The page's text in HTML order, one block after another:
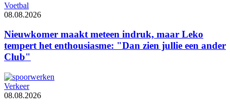
Voetbal
08.08.2026
Nieuwkomer maakt meteen indruk, maar Leko
tempert het enthousiasme: "Dan zien jullie een ander
Club"
Verkeer
08.08.2026